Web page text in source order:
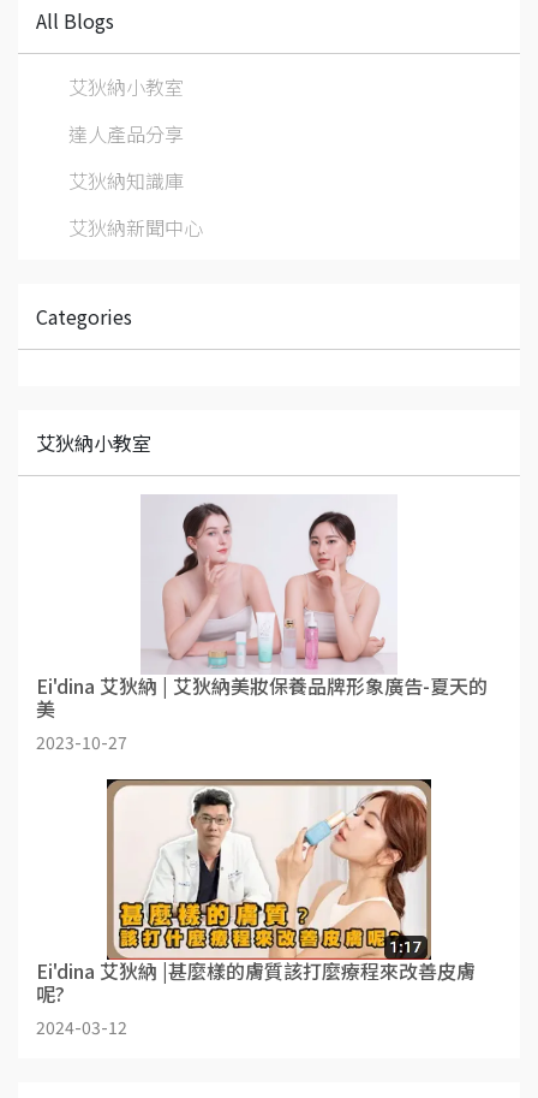
All Blogs
艾狄納小教室
達人產品分享
艾狄納知識庫
艾狄納新聞中心
Categories
艾狄納小教室
Ei'dina 艾狄納 | 艾狄納美妝保養品牌形象廣告-夏天的
美
2023-10-27
Ei'dina 艾狄納 |甚麼樣的膚質該打麼療程來改善皮膚
呢?
2024-03-12